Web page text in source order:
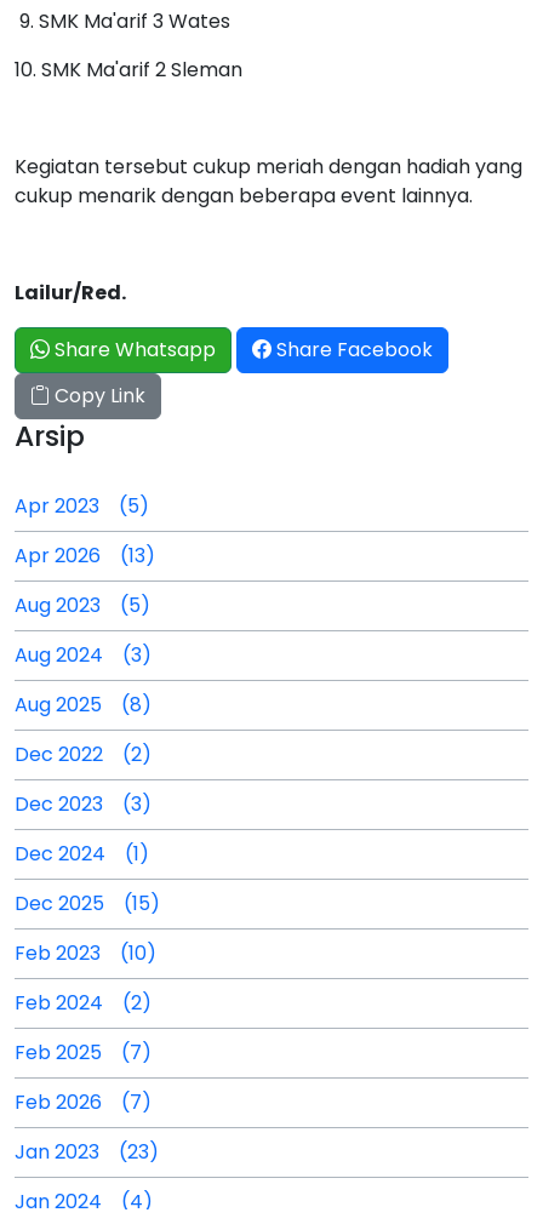
9. SMK Ma'arif 3 Wates
10. SMK Ma'arif 2 Sleman
Kegiatan tersebut cukup meriah dengan hadiah yang
cukup menarik dengan beberapa event lainnya.
Lailur/Red.
Share Whatsapp
Share Facebook
Copy Link
Arsip
Apr 2023 (5)
Apr 2026 (13)
Aug 2023 (5)
Aug 2024 (3)
Aug 2025 (8)
Dec 2022 (2)
Dec 2023 (3)
Dec 2024 (1)
Dec 2025 (15)
Feb 2023 (10)
Feb 2024 (2)
Feb 2025 (7)
Feb 2026 (7)
Jan 2023 (23)
Jan 2024 (4)